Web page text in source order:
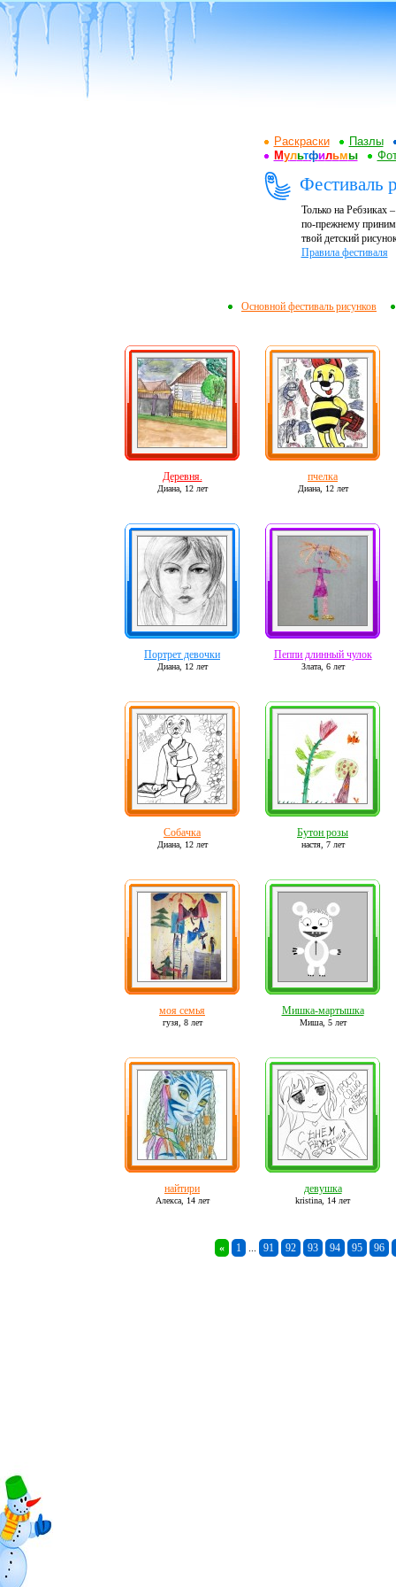
Раскраски
Пазлы
Мультфильмы
Фестиваль
Только на Ребзиках
по-прежнему
твой детский
Правила фестиваля
Основной фестиваль рисунков
Деревня.
Диана, 12 лет
пчелка
Диана, 12 лет
Портрет девочки
Диана, 12 лет
Пеппи длинный чулок
Злата, 6 лет
Собачка
Диана, 12 лет
Бутон розы
настя, 7 лет
моя семья
гузя, 8 лет
Мишка-мартышка
Миша, 5 лет
найтири
Алекса, 14 лет
девушка
kristina, 14 лет
« 1 ... 91 92 93 94 95 96